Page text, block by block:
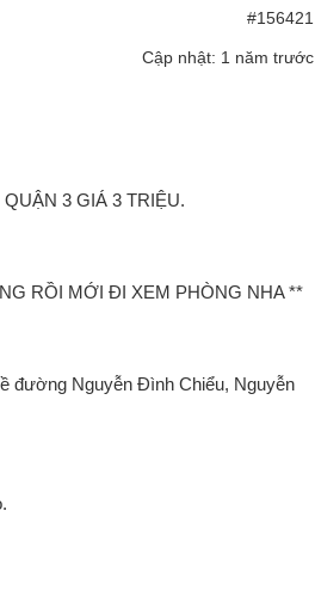
#156421
Cập nhật: 1 năm trước
3 GIÁ 3 TRIỆU.
RỒI MỚI ĐI XEM PHÒNG NHA **
đường Nguyễn Đình Chiểu, Nguyễn